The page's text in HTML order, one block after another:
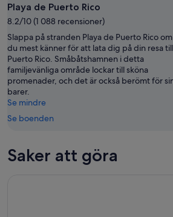
aug.
aug.
-
10
aug.
helg,
14
aug.
-
16
aug.
Playa de Puerto Rico
8.2/10 (1 088 recensioner)
Slappa på stranden Playa de Puerto Rico om
du mest känner för att lata dig på din resa till
Puerto Rico. Småbåtshamnen i detta
familjevänliga område lockar till sköna
promenader, och det är också berömt för
barer.
Se mindre
Se boenden
Saker att göra